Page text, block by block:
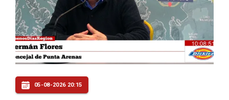
05-08-2026 20:15